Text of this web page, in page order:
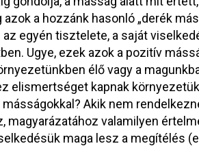
a hozzánk hasonló „derék
egyén tisztelete, a saját
Ugye, ezek azok a pozitív
élő vagy a
elismertséget kapnak
Akik nem
magyarázatához valamilyen
maga lesz a megítélés